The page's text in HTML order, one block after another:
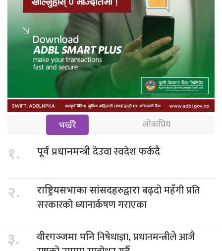
भर्खरै लोकप्रिय
१. पूर्व प्रधानमन्त्रीदेउवा स्वदेश फर्कदै
२. राष्ट्रियसभाका सांसदहरुद्वाराबढ्दो महँगी प्रति
सरकारको ध्यानार्कषण गराएका
३. वीरगञ्जमा पनिनिषेधाज्ञा, प्रधानमन्त्रीले आजै